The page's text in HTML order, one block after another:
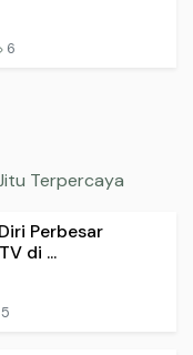
6
Terpercaya
Perbesar
di ...
5